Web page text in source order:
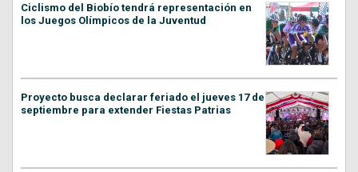
Ciclismo del Biobío tendrá representación en
los Juegos Olímpicos de la Juventud
Proyecto busca declarar feriado el jueves 17 de
septiembre para extender Fiestas Patrias